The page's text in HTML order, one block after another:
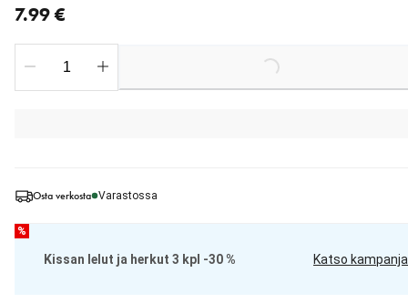
Osta verkosta Varastossa
%
Kissan lelut ja herkut 3 kpl -30 % Katso kampanja
7.99 €
Loading...